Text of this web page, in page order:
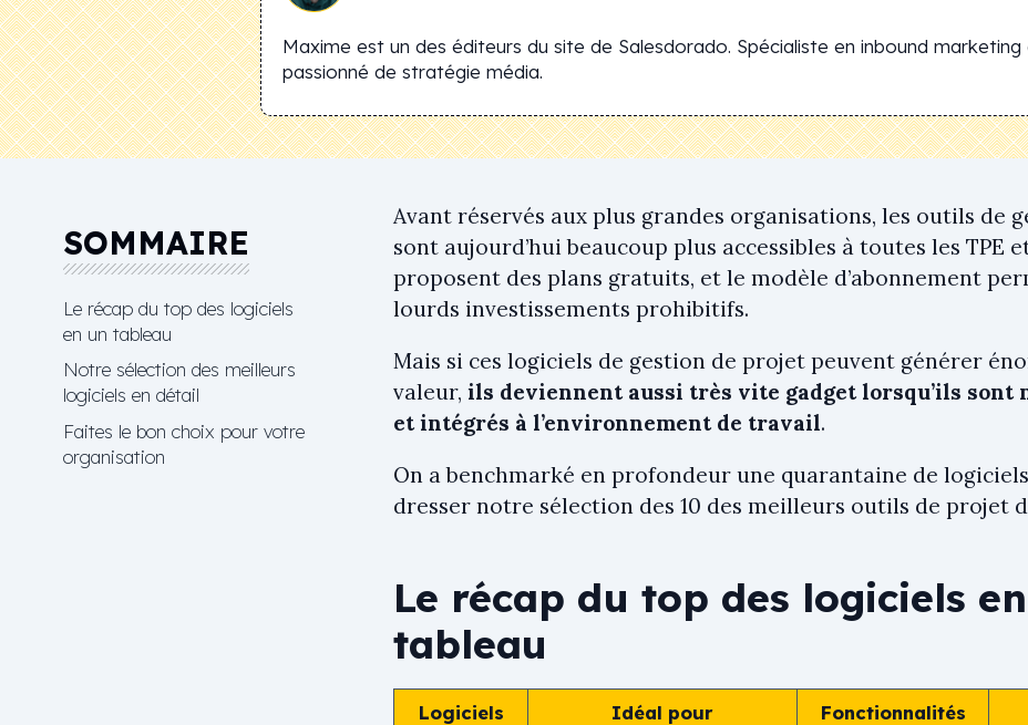
Maxime est un des éditeurs du site de Salesdorado. Spécialiste en inbound marketing
passionné de stratégie média.
SOMMAIRE
Le récap du top des logiciels
en un tableau
Notre sélection des meilleurs
logiciels en détail
Faites le bon choix pour votre
organisation
Avant réservés aux plus grandes organisations, les outils de
sont aujourd’hui beaucoup plus accessibles à toutes les TPE
proposent des plans gratuits, et le modèle d’abonnement
lourds investissements prohibitifs.
Mais si ces logiciels de gestion de projet peuvent générer
valeur, ils deviennent aussi très vite gadget lorsqu’ils sont
et intégrés à l’environnement de travail.
On a benchmarké en profondeur une quarantaine de
dresser notre sélection des 10 des meilleurs outils de projet
Le récap du top des logiciels
tableau
Logiciels Idéal pour Fonctionnalités